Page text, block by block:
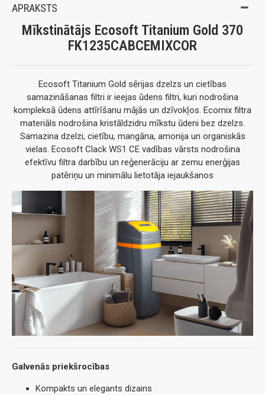
APRAKSTS
Mīkstinātājs Ecosoft Titanium Gold 370
FK1235CABCEMIXCOR
Ecosoft Titanium Gold sērijas dzelzs un cietības
samazināšanas filtri ir ieejas ūdens filtri, kuri nodrošina
kompleksā ūdens attīrīšanu mājās un dzīvokļos. Ecomix filtra
materiāls nodrošina kristāldzidru mīkstu ūdeni bez dzelzs.
Samazina dzelzi, cietību, mangāna, amonija un organiskās
vielas. Ecosoft Clack WS1 CE vadības vārsts nodrošina
efektīvu filtra darbību un reģenerāciju ar zemu enerģijas
patēriņu un minimālu lietotāja iejaukšanos
Galvenās priekšrocības
Kompakts un elegants dizains